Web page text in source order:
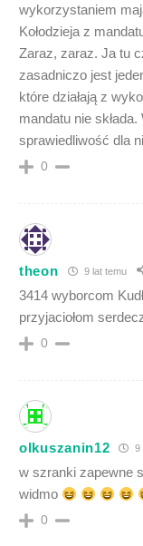
wykorzystaniem
Kołodzieja z
Zaraz, zaraz. Ja tu
zasadniczo jest
które działają z
mandatu nie
sprawiedliwość dla
0
theon 9 lat temu
3414 wyborcom
przyjaciołom
0
olkuszanin12 9
w szranki zapewne
widmo
0